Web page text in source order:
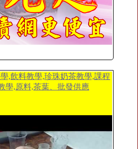
,飲料教學,珍珠奶茶教學,課程
學,原料,茶葉、批發供應